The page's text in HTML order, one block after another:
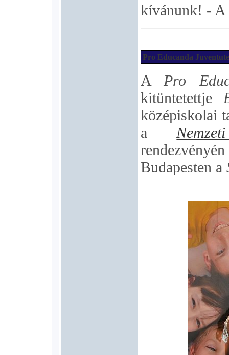
kívánunk! - A
Pro Educanda
A Pro
kitüntetettje
középiskolai
a
Budapesten a